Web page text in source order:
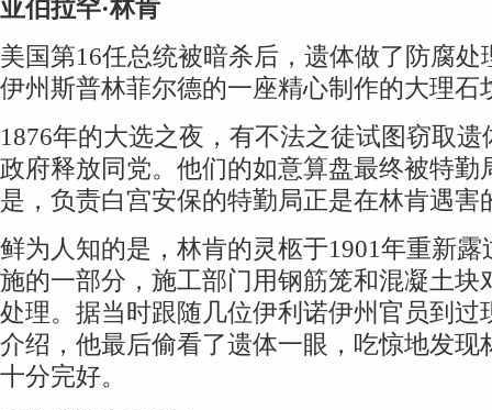
亚伯拉罕·林肯
美国第16任总统被暗杀后，遗体做了防腐处
伊州斯普林菲尔德的一座精心制作的大理石
1876年的大选之夜，有不法之徒试图窃取
政府释放同党。他们的如意算盘最终被特勤
是，负责白宫安保的特勤局正是在林肯遇害
鲜为人知的是，林肯的灵柩于1901年重新
施的一部分，施工部门用钢筋笼和混凝土块
处理。据当时跟随几位伊利诺伊州官员到过
介绍，他最后偷看了遗体一眼，吃惊地发现
十分完好。